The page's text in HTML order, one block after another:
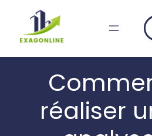
content
réaliser